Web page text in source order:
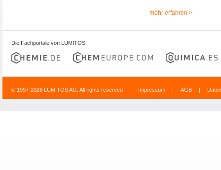
mehr erfahren >
Die Fachportale von LUMITOS
© 1997-2026 LUMITOS AG, All rights reserved Impressum | AGB |